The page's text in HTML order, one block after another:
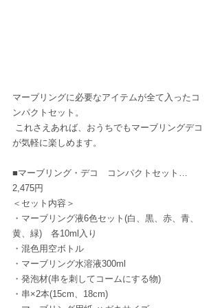
マーブリングに必要なアイテムが全て入ったコ
ンパクトセット。
が気軽に楽しめます。
■マーブリング・デコ　コンパクトセット…
2,475円
＜セット内容＞
・ マーブリング液6色セット(白、黒、赤、青、
黄、緑)　各10ml入り
・混色用空ボトル
・マーブリング水溶液300ml
・発泡材(串を刺してコームにする物)
・串×2本(15cm、18cm)